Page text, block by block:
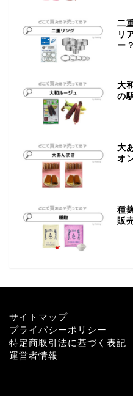
二
リ
ー
大
の
大
オ
種
販
サイトマップ
プライバシーポリシー
特定商取引法に基づく表記
運営者情報